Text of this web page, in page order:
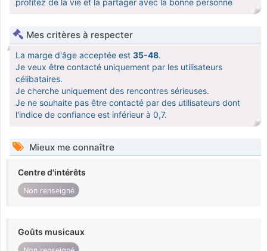
profitez de la vie et la partager avec la bonne personne
Mes critères à respecter
La marge d'âge acceptée est 35-48.
Je veux être contacté uniquement par les utilisateurs
célibataires.
Je cherche uniquement des rencontres sérieuses.
Je ne souhaite pas être contacté par des utilisateurs dont
l'indice de confiance est inférieur à 0,7.
Mieux me connaître
Centre d'intérêts
Non renseigné
Goûts musicaux